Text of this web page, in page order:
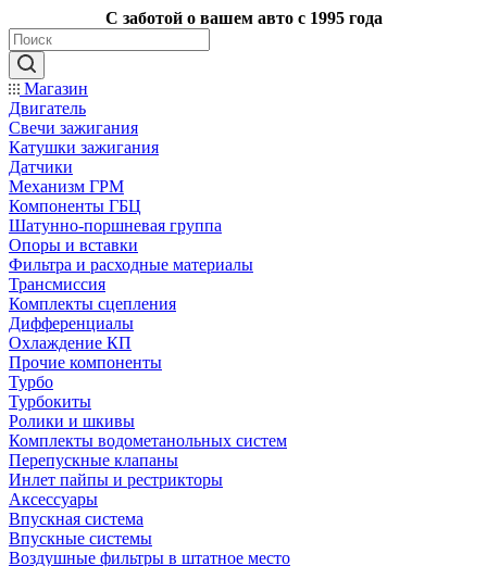
C заботой о вашем авто с 1995 года
Магазин
Двигатель
Свечи зажигания
Катушки зажигания
Датчики
Механизм ГРМ
Компоненты ГБЦ
Шатунно-поршневая группа
Опоры и вставки
Фильтра и расходные материалы
Трансмиссия
Комплекты сцепления
Дифференциалы
Охлаждение КП
Прочие компоненты
Турбо
Турбокиты
Ролики и шкивы
Комплекты водометанольных систем
Перепускные клапаны
Инлет пайпы и рестрикторы
Аксессуары
Впускная система
Впускные системы
Воздушные фильтры в штатное место